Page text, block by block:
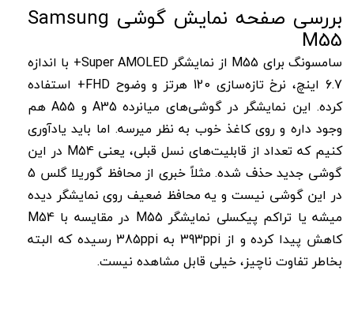
بررسی صفحه نمایش گوشی Samsung
M55
سامسونگ برای M55 از نمایشگر Super AMOLED+ با اندازه
6.7 اینچ، نرخ تازه‌سازی 120 هرتز و وضوح FHD+ استفاده
کرده. این نمایشگر در گوشی‌های میانرده A35 و A55 هم
وجود داره و روی کاغذ خوب به نظر میرسه. اما باید یادآوری
کنیم که تعداد از قابلیت‌های نسل قبلی، یعنی M54 در این
گوشی جدید حذف شده. مثلاً خبری از محافظ گوریلا گلس 5
در این گوشی نیست و یه محافظ ضعیف روی نمایشگر دیده
میشه یا تراکم پیکسلی نمایشگر M55 در مقایسه با M54
کاهش پیدا کرده و از 393ppi‌ به 385ppi رسیده که البته
بخاطر تفاوت ناچیز، خیلی قابل مشاهده نیست.